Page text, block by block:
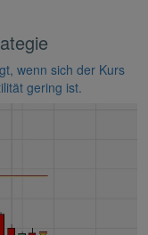
wenn sich der Kurs
gering ist.